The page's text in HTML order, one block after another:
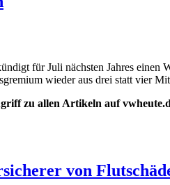
für Juli nächsten Jahres
wieder aus drei statt vier
zu allen Artikeln auf
von